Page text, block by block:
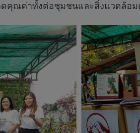
คุณค่าทั้งต่อชุมชนและสิ่งแวดล้อมต